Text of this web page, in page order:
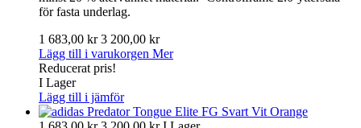
för fasta underlag.
1 683,00 kr3 200,00 kr
Lägg till i varukorgen Mer
Reducerat pris!
I Lager
Lägg till i jämför